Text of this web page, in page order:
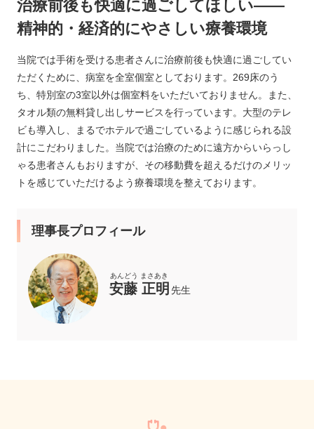
治療前後も快適に過ごしてほしい――
精神的・経済的にやさしい療養環境
当院では手術を受ける患者さんに治療前後も快適に過ごしてい
ただくために、病室を全室個室としております。269床のう
ち、特別室の3室以外は個室料をいただいておりません。また、
タオル類の無料貸し出しサービスを行っています。大型のテレ
ビも導入し、まるでホテルで過ごしているように感じられる設
計にこだわりました。当院では治療のために遠方からいらっし
ゃる患者さんもおりますが、その移動費を超えるだけのメリッ
トを感じていただけるよう療養環境を整えております。
理事長プロフィール
安藤 正明 先生